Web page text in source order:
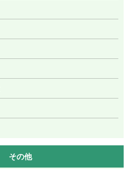
その他